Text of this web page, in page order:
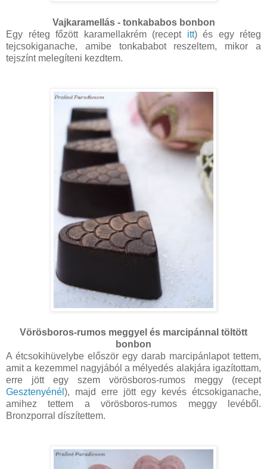
Vajkaramellás - tonkababos bonbon
Egy réteg főzött karamellakrém (recept itt) és egy réteg
tejcsokiganache, amibe tonkababot reszeltem, mikor a
tejszínt melegíteni kezdtem.
Vörösboros-rumos meggyel és marcipánnal töltött
bonbon
A étcsokihüvelybe először egy darab marcipánlapot tettem,
amit a kezemmel nagyjából a mélyedés alakjára igazítottam,
erre jött egy szem vörösboros-rumos meggy (recept
Gesztenyénél ), majd erre jött egy kevés étcsokiganache,
amihez tettem a vörösboros-rumos meggy levéből.
Bronzporral díszítettem.